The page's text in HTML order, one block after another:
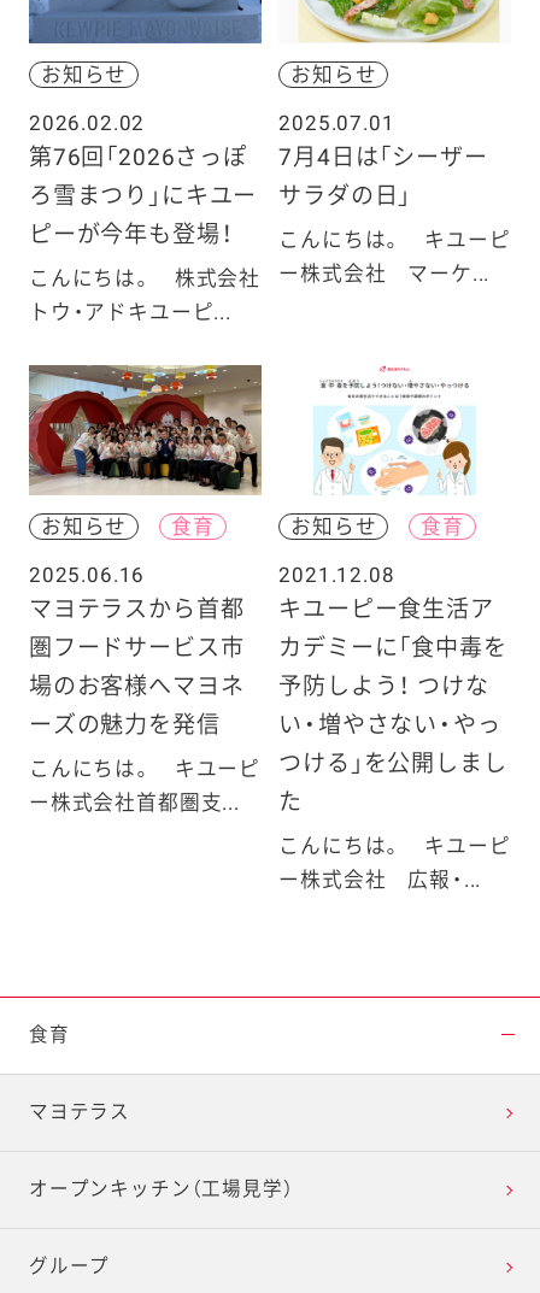
お知らせ
2026.02.02
第76回「2026さっぽ
ろ雪まつり」にキユー
ピーが今年も登場！
こんにちは。 株式会社
トウ・アドキユーピ...
お知らせ
2025.07.01
7月4日は「シーザー
サラダの日」
こんにちは。 キユーピ
ー株式会社 マーケ...
お知らせ
食育
2025.06.16
マヨテラスから首都
圏フードサービス市
場のお客様へマヨネ
ーズの魅力を発信
こんにちは。 キユーピ
ー株式会社首都圏支...
お知らせ
食育
2021.12.08
キユーピー食生活ア
カデミーに「食中毒を
予防しよう！ つけな
い・増やさない・やっ
つける」を公開しまし
た
こんにちは。 キユーピ
ー株式会社 広報・...
食育
マヨテラス
オープンキッチン（工場見学）
グループ